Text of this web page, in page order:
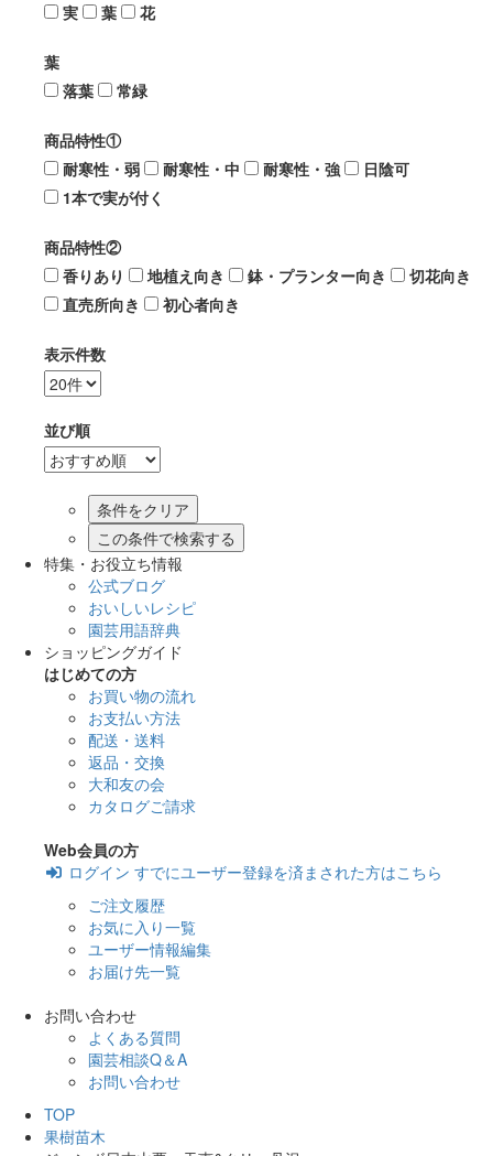
実
葉 花
葉
落葉
常緑
商品特性①
耐寒性・弱
耐寒性・中 耐寒性・強
日陰可
1本で実が付く
商品特性②
香りあり
地植え向き 鉢・プランター向き
切花向き
直売所向き
初心者向き
表示件数
並び順
この条件で検索する
特集・お役立ち情報
公式ブログ
おいしいレシピ
園芸用語辞典
ショッピングガイド
はじめての方
お買い物の流れ
お支払い方法
配送・送料
返品・交換
大和友の会
カタログご請求
Web会員の方
ログイン すでにユーザー登録を済まされた方はこちら
ご注文履歴
お気に入り一覧
ユーザー情報編集
お届け先一覧
お問い合わせ
よくある質問
園芸相談Q＆A
お問い合わせ
TOP
果樹苗木